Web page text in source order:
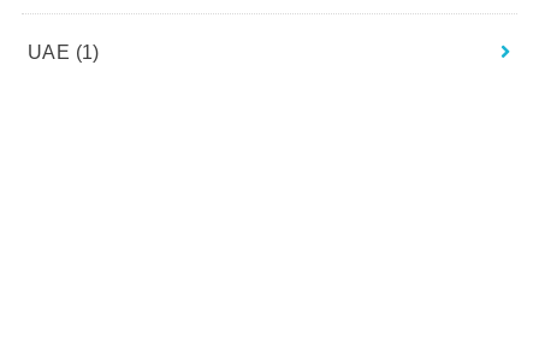
UAE (1)